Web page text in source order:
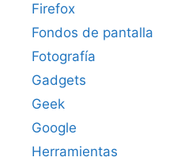
Firefox
Fondos de pantalla
Fotografía
Gadgets
Geek
Google
Herramientas